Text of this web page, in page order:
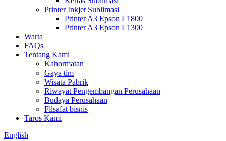
Printer Inkjet Sublimasi
Printer A3 Epson L1800
Printer A3 Epson L1300
Warta
FAQs
Tentang Kami
Kahormatan
Gaya tim
Wisata Pabrik
Riwayat Pengembangan Perusahaan
Budaya Perusahaan
Filsafat bisnis
Taros Kami
English